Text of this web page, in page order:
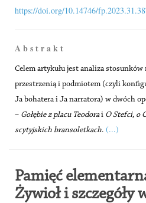
https://doi.org/10.14746/
A b s t r a k t
Celem artykułu jest analiza stosunków
przestrzenią i podmiotem (czyli
Ja bohatera i Ja narratora) w dwóch
– Gołębie z placu Teodorai O Stefci, o
scytyjskich bransoletkach. (...)
Pamięć
Żywioł i szczegóły